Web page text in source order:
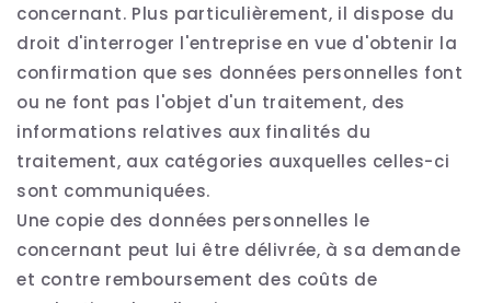
concernant. Plus particulièrement, il dispose du
droit d'interroger l'entreprise en vue d'obtenir la
confirmation que ses données personnelles font
ou ne font pas l'objet d'un traitement, des
informations relatives aux finalités du
traitement, aux catégories auxquelles celles-ci
sont communiquées.
Une copie des données personnelles le
concernant peut lui être délivrée, à sa demande
et contre remboursement des coûts de